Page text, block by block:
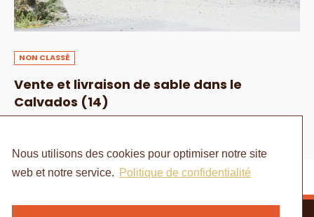
NON CLASSÉ
Vente et livraison de sable dans le
Calvados (14)
10 JANVIER 2024
Nous utilisons des cookies pour optimiser notre site
web et notre service. Politique de confidentialité